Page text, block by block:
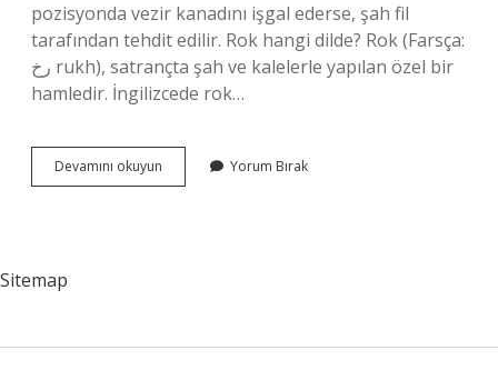
pozisyonda vezir kanadını işgal ederse, şah fil
tarafından tehdit edilir. Rok hangi dilde? Rok (Farsça:
رخ rukh), satrançta şah ve kalelerle yapılan özel bir
hamledir. İngilizcede rok…
Devamını okuyun
Nedir
Yorum Bırak
Sitemap